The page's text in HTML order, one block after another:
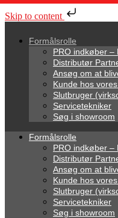
Skip to content
Formålsrolle
PRO indkøber –
Distributør
Ansøg om at
Kunde hos
Slutbruger
Servicetekniker
Søg i showroom
Formålsrolle
PRO indkøber –
Distributør
Ansøg om at
Kunde hos
Slutbruger
Servicetekniker
Søg i showroom